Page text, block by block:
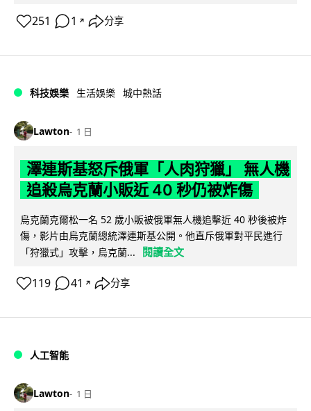
251 1 ↗ 分享
科技娛樂 生活娛樂 城中熱話
Lawton 1 日
澤連斯基怒斥俄軍「人肉狩獵」 無人機
追殺烏克蘭小販近 40 秒仍被炸傷
烏克蘭克爾松一名 52 歲小販被俄軍無人機追擊近 40 秒後被炸
傷，影片由烏克蘭總統澤連斯基公開。他直斥俄軍對平民進行
「狩獵式」攻擊，烏克蘭...
閱讀全文
119 41 ↗ 分享
人工智能
Lawton 1 日